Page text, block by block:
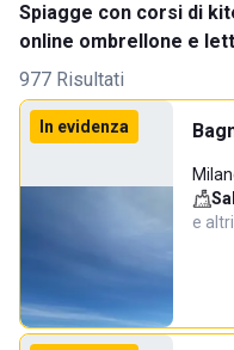
Spiagge con corsi di
online ombrellone e
977 Risultati
In evidenza
e altri